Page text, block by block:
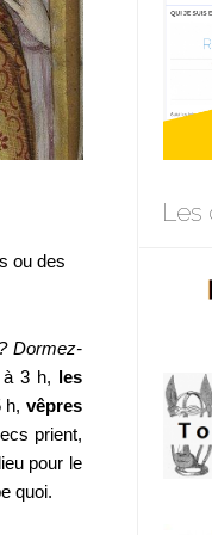
ou des
Dormez-
à 3 h, les
h,vêpres
prient,
pour le
quoi.
Les